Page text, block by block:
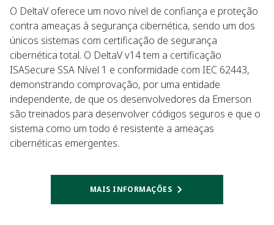
O DeltaV oferece um novo nível de confiança e proteção
contra ameaças à segurança cibernética, sendo um dos
únicos sistemas com certificação de segurança
cibernética total. O DeltaV v14 tem a certificação
ISASecure SSA Nível 1 e conformidade com IEC 62443,
demonstrando comprovação, por uma entidade
independente, de que os desenvolvedores da Emerson
são treinados para desenvolver códigos seguros e que o
sistema como um todo é resistente a ameaças
cibernéticas emergentes.
MAIS INFORMAÇÕES